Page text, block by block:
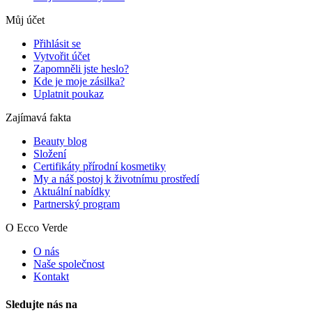
Můj účet
Přihlásit se
Vytvořit účet
Zapomněli jste heslo?
Kde je moje zásilka?
Uplatnit poukaz
Zajímavá fakta
Beauty blog
Složení
Certifikáty přírodní kosmetiky
My a náš postoj k životnímu prostředí
Aktuální nabídky
Partnerský program
O Ecco Verde
O nás
Naše společnost
Kontakt
Sledujte nás na